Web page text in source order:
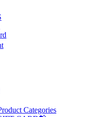
Categories